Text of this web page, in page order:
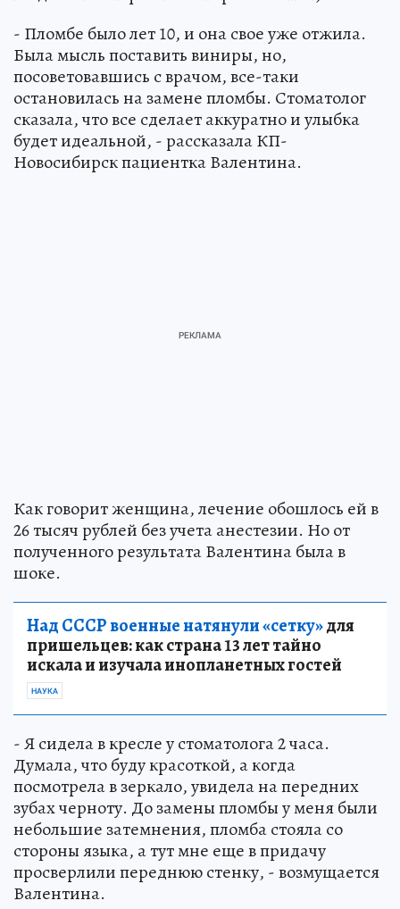
- Пломбе было лет 10, и она свое уже отжила.
Была мысль поставить виниры, но,
посоветовавшись с врачом, все-таки
остановилась на замене пломбы. Стоматолог
сказала, что все сделает аккуратно и улыбка
будет идеальной, - рассказала КП-
Новосибирск пациентка Валентина.
Как говорит женщина, лечение обошлось ей в
26 тысяч рублей без учета анестезии. Но от
полученного результата Валентина была в
шоке.
Над СССР военные натянули «сетку»для
пришельцев: как страна 13 лет тайно
искала и изучала инопланетных гостей
НАУКА
- Я сидела в кресле у стоматолога 2 часа.
Думала, что буду красоткой, а когда
посмотрела в зеркало, увидела на передних
зубах черноту. До замены пломбы у меня были
небольшие затемнения, пломба стояла со
стороны языка, а тут мне еще в придачу
просверлили переднюю стенку, - возмущается
Валентина.